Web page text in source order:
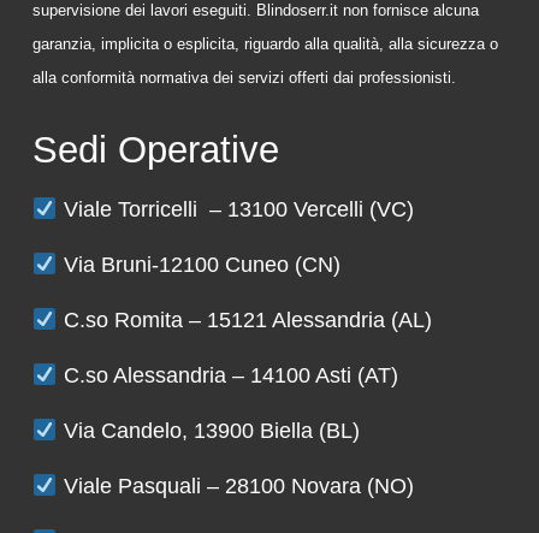
supervisione dei lavori eseguiti. Blindoserr.it non fornisce alcuna
garanzia, implicita o esplicita, riguardo alla qualità, alla sicurezza o
alla conformità normativa dei servizi offerti dai professionisti.
Sedi Operative
Viale Torricelli – 13100 Vercelli (VC)
Via Bruni-12100 Cuneo (CN)
C.so Romita – 15121 Alessandria (AL)
C.so Alessandria – 14100 Asti (AT)
Via Candelo, 13900 Biella (BL)
Viale Pasquali – 28100 Novara (NO)